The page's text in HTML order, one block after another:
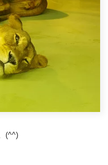
(^^)